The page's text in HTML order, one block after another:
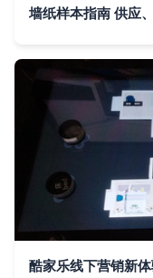
墙纸样本指南 供应
酷家乐线下营销新